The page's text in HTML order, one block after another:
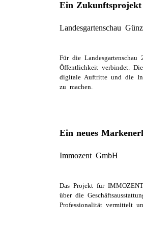
Ein
Landesgartenschau
Für die
Öffentlichkeit verbindet.
digitale Auftritte und die
zu machen.
Ein neues
Immozent GmbH
Das Projekt für
über die
Professionalität vermittelt